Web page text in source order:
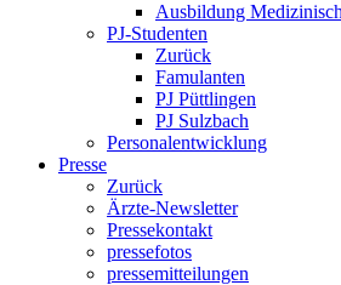
Ausbildung
PJ-Studenten
Zurück
Famulanten
PJ Püttlingen
PJ Sulzbach
Personalentwicklung
Presse
Zurück
Ärzte-Newsletter
Pressekontakt
pressefotos
pressemitteilungen